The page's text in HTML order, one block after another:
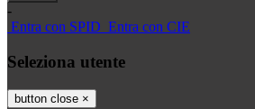
-
Entra con SPID Entra con CIE
Seleziona utente
button close ×